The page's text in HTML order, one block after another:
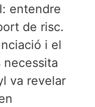
entendre
de risc.
i el
necessita
va revelar